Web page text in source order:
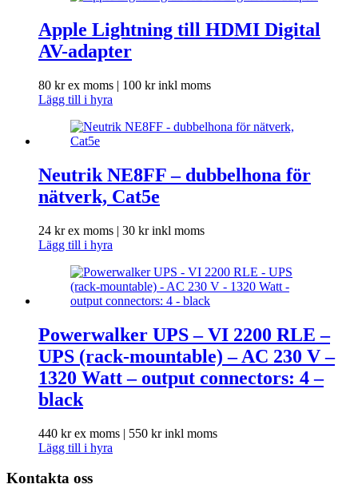
Apple Lightning till HDMI Digital
AV-adapter
80 krex moms | 100 krinkl moms
Lägg till i hyra
Neutrik NE8FF – dubbelhona för
nätverk, Cat5e
24 krex moms | 30 krinkl moms
Lägg till i hyra
Powerwalker UPS – VI 2200 RLE –
UPS (rack-mountable) – AC 230 V –
1320 Watt – output connectors: 4 –
black
440 krex moms | 550 krinkl moms
Lägg till i hyra
Kontakta oss